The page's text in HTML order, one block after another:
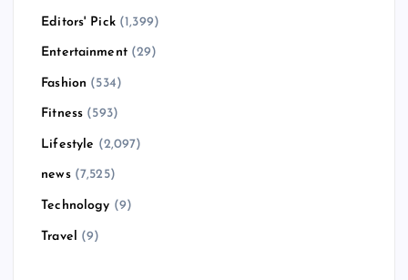
Editors' Pick(1,399)
Entertainment(29)
Fashion (534)
Fitness (593)
Lifestyle (2,097)
news(7,525)
Technology (9)
Travel (9)